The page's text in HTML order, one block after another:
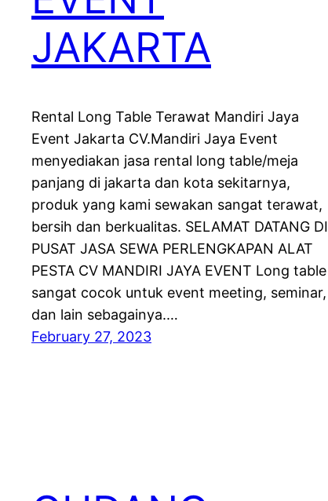
JAKARTA
Rental Long Table Terawat Mandiri Jaya
Event Jakarta CV.Mandiri Jaya Event
menyediakan jasa rental long table/meja
panjang di jakarta dan kota sekitarnya,
produk yang kami sewakan sangat terawat,
bersih dan berkualitas. SELAMAT DATANG DI
PUSAT JASA SEWA PERLENGKAPAN ALAT
PESTA CV MANDIRI JAYA EVENT Long table
sangat cocok untuk event meeting, seminar,
dan lain sebagainya.…
February 27, 2023